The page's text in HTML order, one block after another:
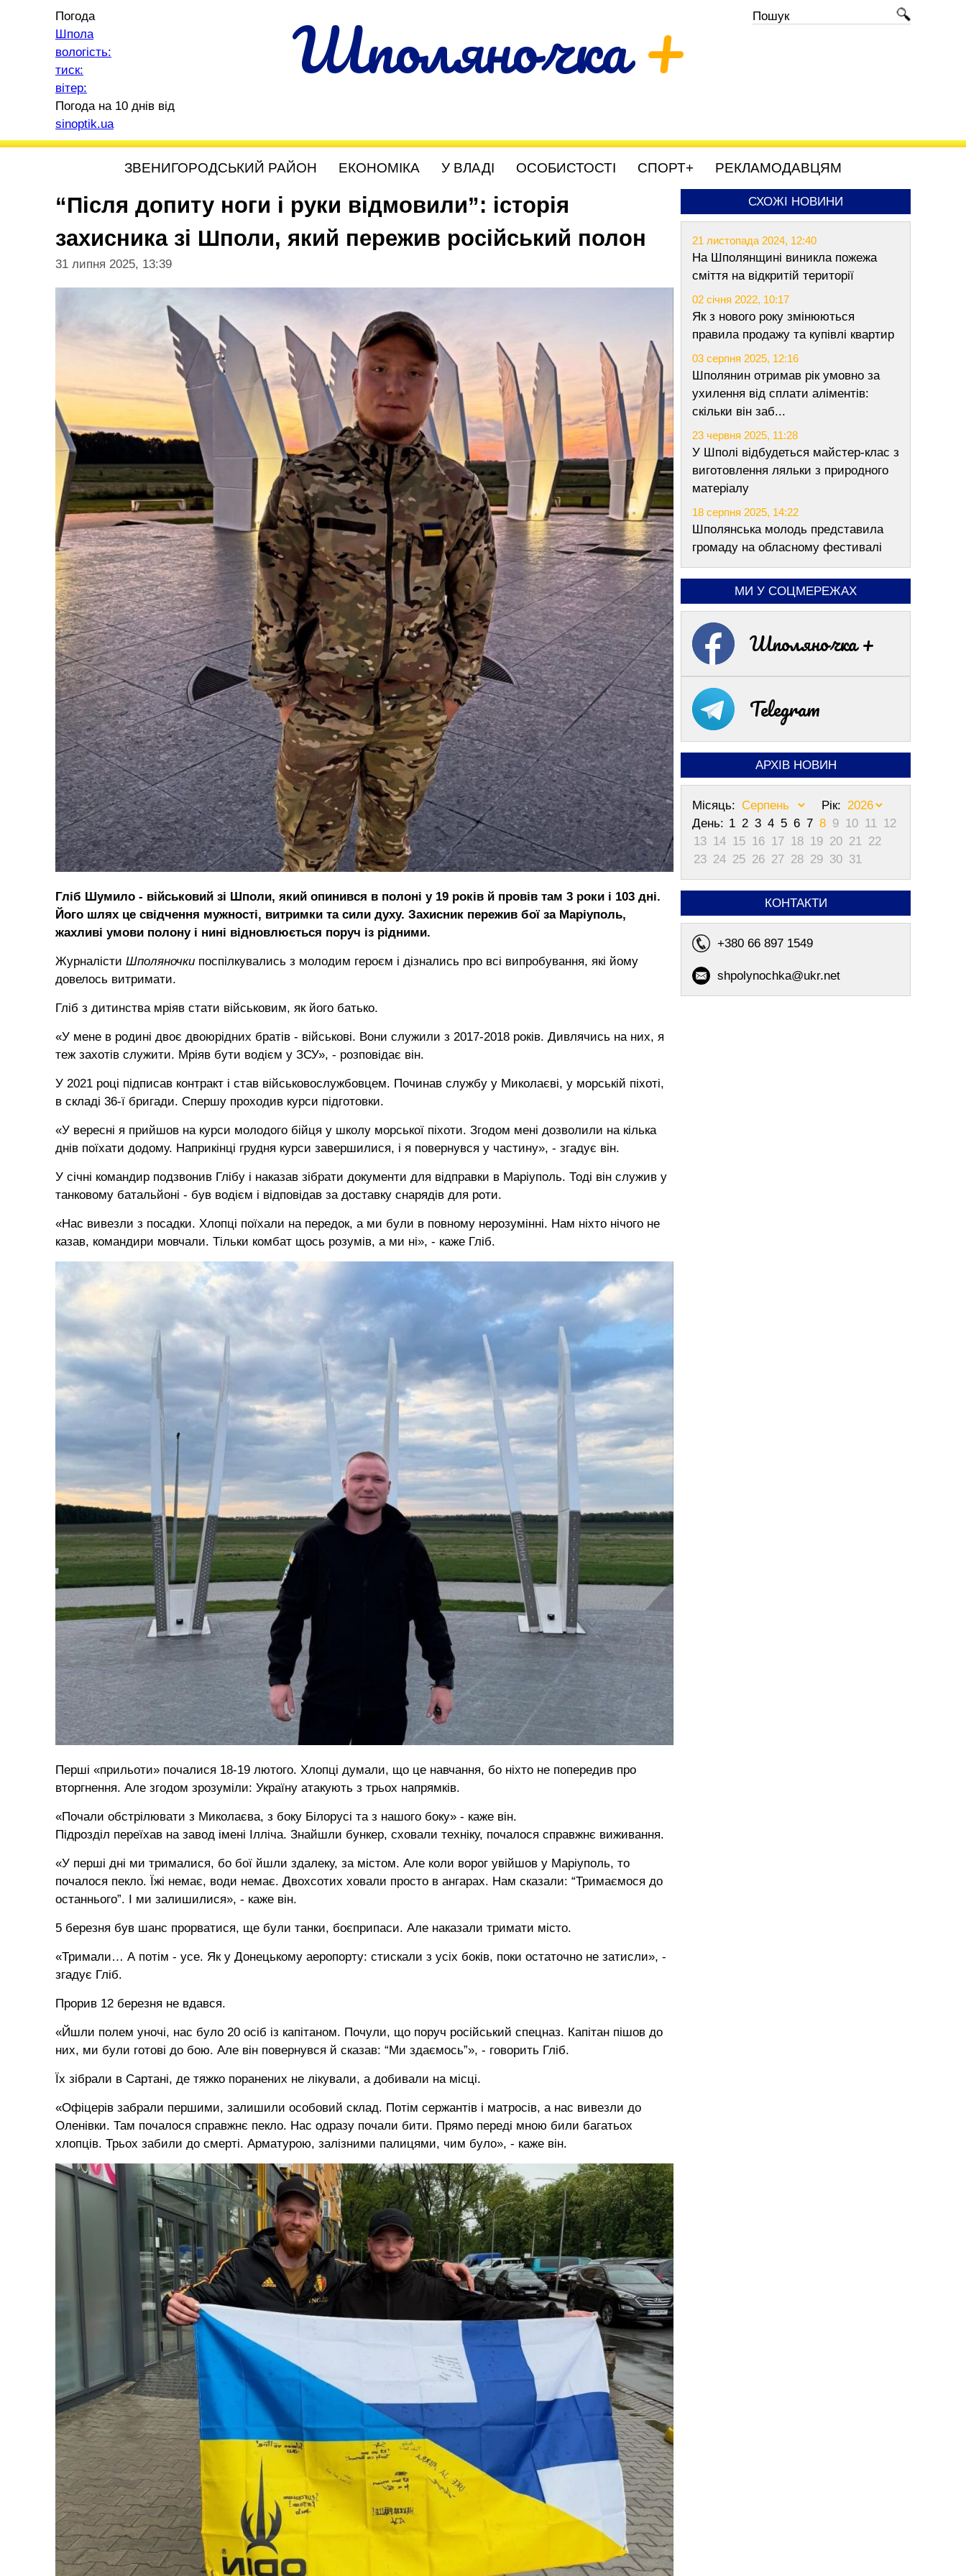
Шполяночка+
Погода
Шпола
вологість:
тиск:
вітер:
Погода на 10 днів від
sinoptik.ua
ЗВЕНИГОРОДСЬКИЙ РАЙОН ЕКОНОМІКА У ВЛАДІ ОСОБИСТОСТІ СПОРТ+ РЕКЛАМОДАВЦЯМ
“Після допиту ноги і руки відмовили”: історія
захисника зі Шполи, який пережив російський полон
31 липня 2025, 13:39
Гліб Шумило - військовий зі Шполи, який опинився в полоні у 19 років й провів там 3 роки і 103 дні.
Його шлях це свідчення мужності, витримки та сили духу. Захисник пережив бої за Маріуполь,
жахливі умови полону і нині відновлюється поруч із рідними.
Журналісти Шполяночки поспілкувались з молодим героєм і дізнались про всі випробування, які йому
довелось витримати.
Гліб з дитинства мріяв стати військовим, як його батько.
«У мене в родині двоє двоюрідних братів - військові. Вони служили з 2017-2018 років. Дивлячись на них, я
теж захотів служити. Мріяв бути водієм у ЗСУ», - розповідає він.
У 2021 році підписав контракт і став військовослужбовцем. Починав службу у Миколаєві, у морській піхоті,
в складі 36-ї бригади. Спершу проходив курси підготовки.
«У вересні я прийшов на курси молодого бійця у школу морської піхоти. Згодом мені дозволили на кілька
днів поїхати додому. Наприкінці грудня курси завершилися, і я повернувся у частину», - згадує він.
У січні командир подзвонив Глібу і наказав зібрати документи для відправки в Маріуполь. Тоді він служив у
танковому батальйоні - був водієм і відповідав за доставку снарядів для роти.
«Нас вивезли з посадки. Хлопці поїхали на передок, а ми були в повному нерозумінні. Нам ніхто нічого не
казав, командири мовчали. Тільки комбат щось розумів, а ми ні», - каже Гліб.
Перші «прильоти» почалися 18-19 лютого. Хлопці думали, що це навчання, бо ніхто не попередив про
вторгнення. Але згодом зрозуміли: Україну атакують з трьох напрямків.
«Почали обстрілювати з Миколаєва, з боку Білорусі та з нашого боку» - каже він.
Підрозділ переїхав на завод імені Ілліча. Знайшли бункер, сховали техніку, почалося справжнє виживання.
«У перші дні ми трималися, бо бої йшли здалеку, за містом. Але коли ворог увійшов у Маріуполь, то
почалося пекло. Їжі немає, води немає. Двохсотих ховали просто в ангарах. Нам сказали: “Тримаємося до
останнього”. І ми залишилися», - каже він.
5 березня був шанс прорватися, ще були танки, боєприпаси. Але наказали тримати місто.
«Тримали… А потім - усе. Як у Донецькому аеропорту: стискали з усіх боків, поки остаточно не затисли», -
згадує Гліб.
Прорив 12 березня не вдався.
«Йшли полем уночі, нас було 20 осіб із капітаном. Почули, що поруч російський спецназ. Капітан пішов до
них, ми були готові до бою. Але він повернувся й сказав: “Ми здаємось”», - говорить Гліб.
Їх зібрали в Сартані, де тяжко поранених не лікували, а добивали на місці.
«Офіцерів забрали першими, залишили особовий склад. Потім сержантів і матросів, а нас вивезли до
Оленівки. Там почалося справжнє пекло. Нас одразу почали бити. Прямо переді мною били багатьох
хлопців. Трьох забили до смерті. Арматурою, залізними палицями, чим було», - каже він.
СХОЖІ НОВИНИ
21 листопада 2024, 12:40
На Шполянщині виникла пожежа
сміття на відкритій території
02 січня 2022, 10:17
Як з нового року змінюються
правила продажу та купівлі квартир
03 серпня 2025, 12:16
Шполянин отримав рік умовно за
ухилення від сплати аліментів:
скільки він заб...
23 червня 2025, 11:28
У Шполі відбудеться майстер-клас з
виготовлення ляльки з природного
матеріалу
18 серпня 2025, 14:22
Шполянська молодь представила
громаду на обласному фестивалі
МИ У СОЦМЕРЕЖАХ
Шполяночка +
Telegram
АРХІВ НОВИН
Місяць:
Рік:
День: 1 2 3 4 5 6 7 8 9 10 11 12
13 14 15 16 17 18 19 20 21 22
23 24 25 26 27 28 29 30 31
КОНТАКТИ
+380 66 897 1549
shpolynochka@ukr.net